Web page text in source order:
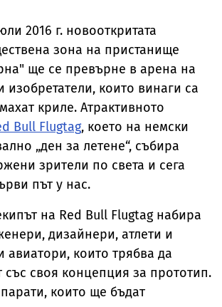
2016 г. новооткритата
зона на пристанище
ще се превърне в арена на
изобретатели, които винаги са
криле. Атрактивното
Bull Flugtag, което на немски
„ден за летене“, събира
зрители по света и сега
път у нас.
на Red Bull Flugtag набира
дизайнери, атлети и
авиатори, които трябва да
със своя концепция за прототип.
които ще бъдат